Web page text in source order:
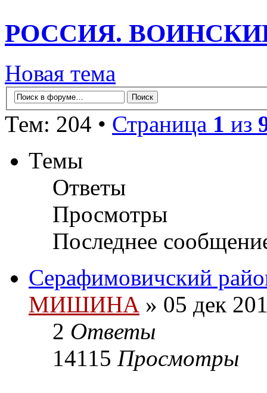
РОССИЯ.
Новая тема
Тем: 204 • Страница 1 из
Темы
Ответы
Просмотры
Последнее
Серафимовичский
МИШИНА » 05 дек
2 Ответы
14115 Просмотры